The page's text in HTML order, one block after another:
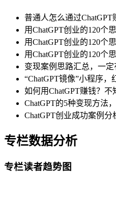
普通人怎么通过ChatGPT
用ChatGPT创业的120个
用ChatGPT创业的120个
用ChatGPT创业的120个
变现案例思路汇总，一定
“ChatGPT镜像”小程序，
如何用ChatGPT赚钱？不
ChatGPT的5种变现方法
ChatGPT创业成功案例分
专栏数据分析
专栏读者趋势图